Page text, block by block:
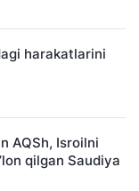
harakatlarini
AQSh, Isroilni
qilgan Saudiya